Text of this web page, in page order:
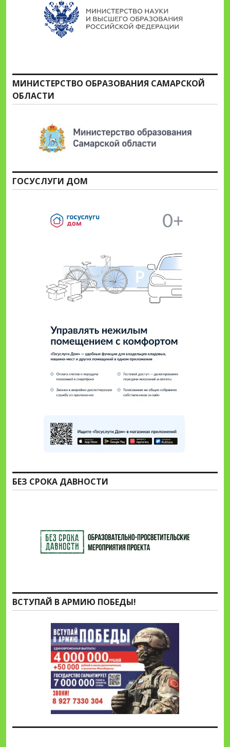
МИНИСТЕРСТВО ОБРАЗОВАНИЯ САМАРСКОЙ
ОБЛАСТИ
ГОСУСЛУГИ ДОМ
БЕЗ СРОКА ДАВНОСТИ
ВСТУПАЙ В АРМИЮ ПОБЕДЫ!